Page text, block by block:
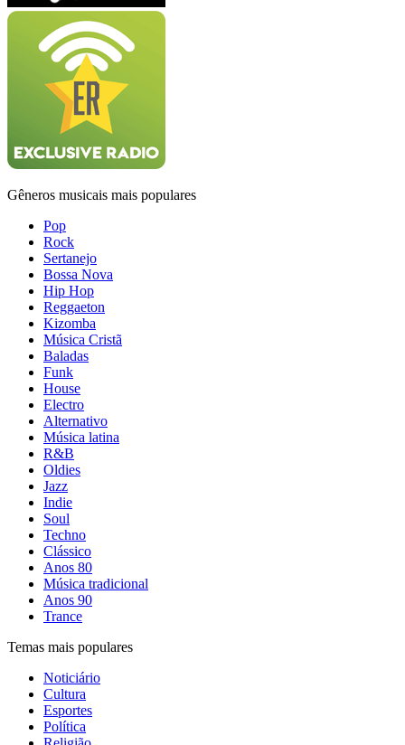
Gêneros musicais mais populares
Pop
Rock
Sertanejo
Bossa Nova
Hip Hop
Reggaeton
Kizomba
Música Cristã
Baladas
Funk
House
Electro
Alternativo
Música latina
R&B
Oldies
Jazz
Indie
Soul
Techno
Clássico
Anos 80
Música tradicional
Anos 90
Trance
Temas mais populares
Noticiário
Cultura
Esportes
Política